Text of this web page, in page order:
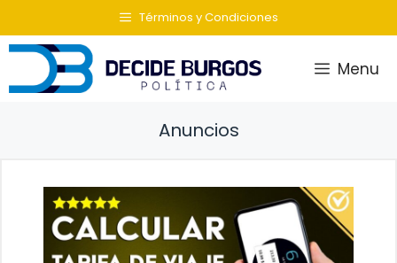
al
contenido
Términos y Condiciones
Menu
Anuncios